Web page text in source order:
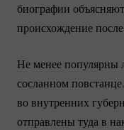
биографии
происхождение
Не менее популярны
сосланном
во внутренних
отправлены туда в